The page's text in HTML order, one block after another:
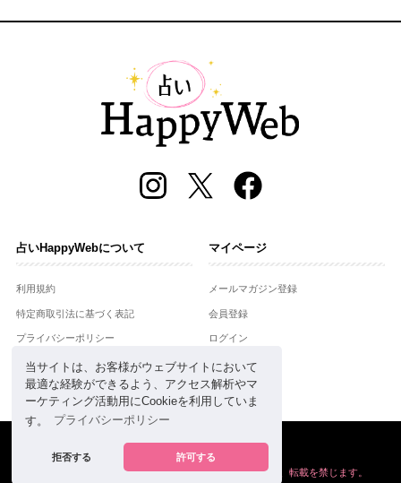
当サイトは、お客様がウェブサイトにおいて
最適な経験ができるよう、アクセス解析やマ
ーケティング活動用にCookieを利用していま
す。
プライバシーポリシー
拒否する 許可する
占いHappyWebについて
利用規約
特定商取引法に基づく表記
プライバシーポリシー
運営会社
お問合せ
マイページ
メールマガジン登録
会員登録
ログイン
powered by
掲載の情報や画像など、すべてのコンテンツの無断複写、転載を禁じます。